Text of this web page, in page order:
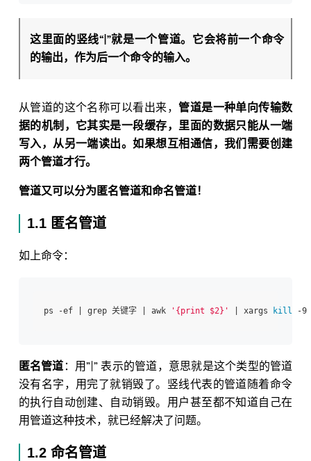
这里面的竖线“|”就是一个管道。它会将前一个命令
的输出，作为后一个命令的输入。
从管道的这个名称可以看出来，管道是一种单向传输数
据的机制，它其实是一段缓存，里面的数据只能从一端
写入，从另一端读出。如果想互相通信，我们需要创建
两个管道才行。
管道又可以分为匿名管道和命名管道！
1.1 匿名管道
如上命令：
ps -ef | grep 关键字 | awk '{print $2}' | xargs kill -9
匿名管道 ：用”|” 表示的管道，意思就是这个类型的管道
没有名字，用完了就销毁了。竖线代表的管道随着命令
的执行自动创建、自动销毁。用户甚至都不知道自己在
用管道这种技术，就已经解决了问题。
1.2 命名管道